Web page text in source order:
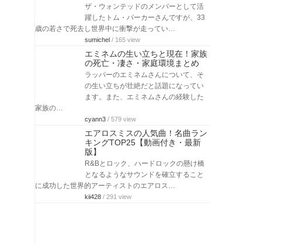
ザ・ウォンテッドのメンバーとして活
躍したトム・パーカーさんですが、33
歳の若さで死去し世界中に衝撃が走ってい…
sumichel / 165 view
エミネムの生い立ちと現在！家族
の死亡・凄さ・家庭環境まとめ
ラッパーのエミネムさんについて、そ
の生い立ちが壮絶だと話題になってい
ます。また、エミネムさんの経験した
家族の…
cyann3 / 579 view
エアロスミスの人気曲！名曲ラン
キングTOP25【動画付き・最新
版】
R&Bとロック、ハードロックの懸け橋
となるようなサウンドを確立すること
に成功した世界的アーティストのエアロス…
kii428 / 291 view